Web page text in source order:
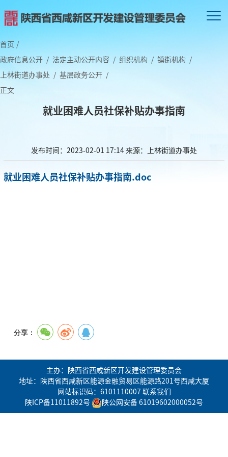
首页 /
政府信息公开 / 法定主动公开内容 / 组织机构 / 镇街机构 /
上林街道办事处 / 基层政务公开 /
正文
就业困难人员社保补贴办事指南
发布时间：2023-02-01 17:14来源：上林街道办事处
就业困难人员社保补贴办事指南.doc
分享：
主办：陕西省西咸新区开发建设管理委员会
地址：陕西省西咸新区能源金融贸易区能源路201号西咸大厦
网站标识码：6101110007 联系我们
陕ICP备11011892号
陕公网安备 61019602000052号